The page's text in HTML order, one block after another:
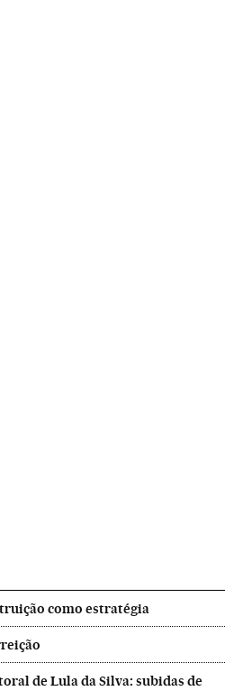
como estratégia
de Lula da Silva: subidas de